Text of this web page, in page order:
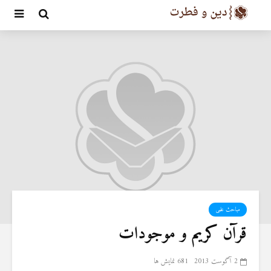
مباحث علمی
قرآن کریم و موجودات
2 آگوست 2013 681 نمایش ها